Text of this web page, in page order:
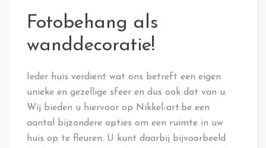
Fotobehang als
wanddecoratie!
Ieder huis verdient wat ons betreft een eigen
unieke en gezellige sfeer en dus ook dat van u.
Wij bieden u hiervoor op Nikkel-art.be een
aantal bijzondere opties om een ruimte in uw
huis op te fleuren. U kunt daarbij bijvoorbeeld